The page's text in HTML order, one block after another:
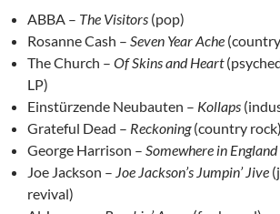
ABBA – The Visitors (pop)
Rosanne Cash – Seven Year Ache
The Church – Of Skins and Heart
LP)
Einstürzende Neubauten – Kollaps
Grateful Dead – Reckoning(country rock)
George Harrison – Somewhere in England
Joe Jackson – Joe Jackson’s Jumpin’ Jive
revival)